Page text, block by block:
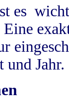
es
und Jahr.